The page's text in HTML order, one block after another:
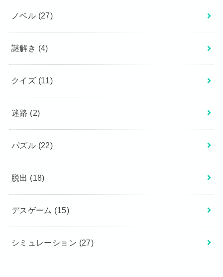
ノベル (27)
謎解き (4)
クイズ (11)
迷路 (2)
パズル (22)
脱出 (18)
デスゲーム (15)
シミュレーション (27)